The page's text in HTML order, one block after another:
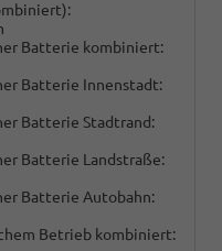
Batterie kombiniert:
Batterie Innenstadt:
Batterie Stadtrand:
Batterie Landstraße:
Batterie Autobahn:
Betrieb kombiniert: